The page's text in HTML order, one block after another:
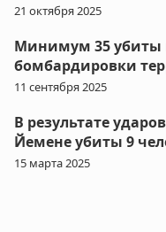
21 октября 2025
Минимум 35 убиты
бомбардировки
11 сентября 2025
В результате
Йемене убиты 9
15 марта 2025